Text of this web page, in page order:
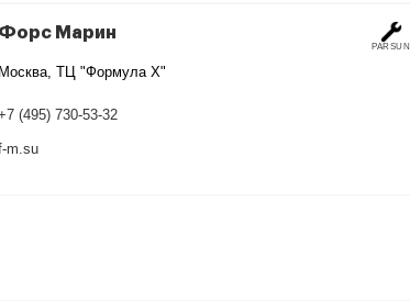
Форс Марин
Москва, ТЦ "Формула Х"
(495) 730-53-32
m.su
PARSUN